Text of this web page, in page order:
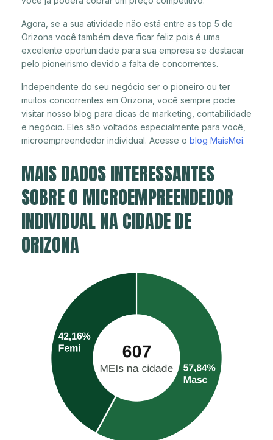
Agora, se a sua atividade não está entre as top 5 de
Orizona você também deve ficar feliz pois é uma
excelente oportunidade para sua empresa se destacar
pelo pioneirismo devido a falta de concorrentes.
Independente do seu negócio ser o pioneiro ou ter
muitos concorrentes em Orizona, você sempre pode
visitar nosso blog para dicas de marketing, contabilidade
e negócio. Eles são voltados especialmente para você,
microempreendedor individual. Acesse o blog MaisMei.
MAIS DADOS INTERESSANTES
SOBRE O MICROEMPREENDEDOR
INDIVIDUAL NA CIDADE DE
ORIZONA